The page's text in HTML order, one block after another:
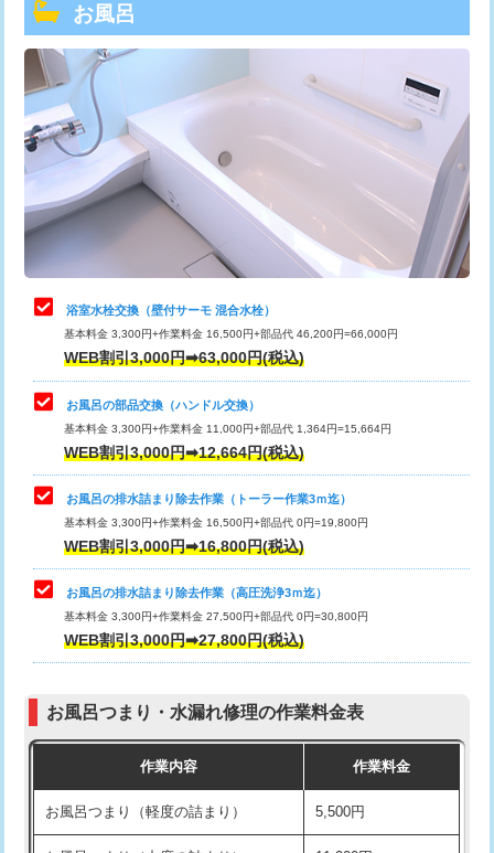
トーラー機使用/3mまで
追加トーラー機使用/3m超え
カメラ調査 33,000円
桝清掃 8,800円
止水・漏水調査・防水処理・清掃・修
理・調整・分解・加工など（軽作業）
止水・漏水調査・防水処理・清掃・修
理・調整・分解・加工など（中作業）
22,000円
止水・漏水調査・防水処理・清掃・修
理・調整・分解・加工など（重作業）
33,000円
トイレタンク脱着
トイレ便器脱着
タンクレストイレ脱着 33,000円
小便器トイレ脱着
その他部品の脱着 8,800円～
交換・取付（タンク）
交換・取付（普通便座） 11,000円+材料費
交換・取付（温水洗浄便座） 16,500円+材料費
交換・取付(単水栓（壁付・デッキ
式）)
13,200円+材料費
お風呂
浴室水栓交換（壁付サーモ 混合水栓）
基本料金 3,300円+作業料金 16,500円+部品代 46,200円=66,000円
WEB割引3,000円➡63,000円(税込)
お風呂の部品交換（ハンドル交換）
基本料金 3,300円+作業料金 11,000円+部品代 1,364円=15,664円
WEB割引3,000円➡12,664円(税込)
お風呂の排水詰まり除去作業（トーラー作業3ｍ迄）
基本料金 3,300円+作業料金 16,500円+部品代 0円=19,800円
WEB割引3,000円➡16,800円(税込)
お風呂の排水詰まり除去作業（高圧洗浄3ｍ迄）
基本料金 3,300円+作業料金 27,500円+部品代 0円=30,800円
WEB割引3,000円➡27,800円(税込)
お風呂つまり・水漏れ修理の作業料金表
作業内容 作業料金
お風呂つまり（軽度の詰まり） 5,500円